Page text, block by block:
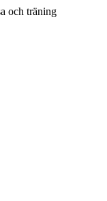
och träning